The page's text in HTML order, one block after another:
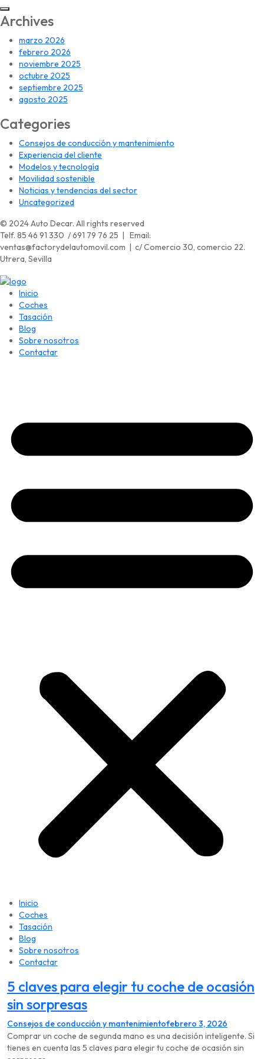
Archives
marzo 2026
febrero 2026
noviembre 2025
octubre 2025
septiembre 2025
agosto 2025
Categories
Consejos de conducción y mantenimiento
Experiencia del cliente
Modelos y tecnología
Movilidad sostenible
Noticias y tendencias del sector
Uncategorized
© 2024 Auto Decar. All rights reserved
Telf. 85 46 91 330 / 691 79 76 25 | Email:
ventas@factorydelautomovil.com | c/ Comercio 30, comercio 22.
Utrera, Sevilla
Inicio
Coches
Tasación
Blog
Sobre nosotros
Contactar
Inicio
Coches
Tasación
Blog
Sobre nosotros
Contactar
5 claves para elegir tu coche de ocasión
sin sorpresas
Consejos de conducción y mantenimientofebrero 3, 2026
Comprar un coche de segunda mano es una decisión inteligente. Si
tienes en cuenta las 5 claves para elegir tu coche de ocasión sin